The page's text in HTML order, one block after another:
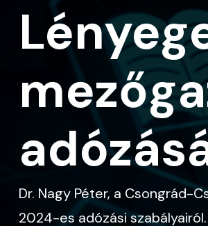
Dr. Nagy Péter, a Csongrád-
2024-es adózási szabályairól.